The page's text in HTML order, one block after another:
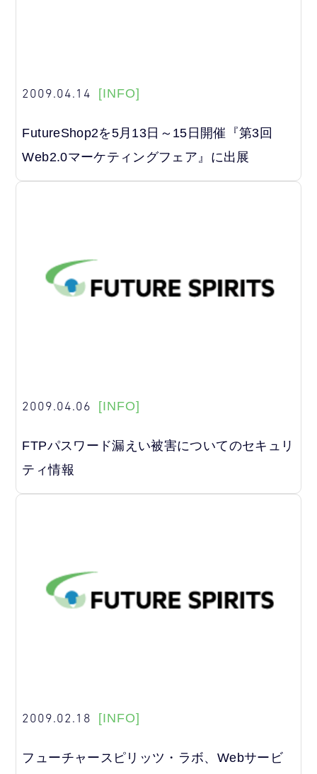
2009.04.14 [INFO]
FutureShop2を5月13日～15日開催『第3回
Web2.0マーケティングフェア』に出展
2009.04.06 [INFO]
FTPパスワード漏えい被害についてのセキュリ
ティ情報
2009.02.18 [INFO]
フューチャースピリッツ・ラボ、Webサービ